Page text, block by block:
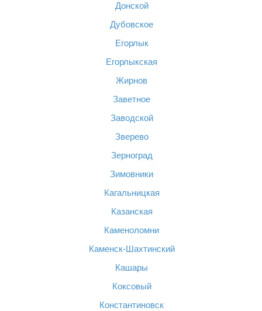
Донской
Дубовское
Егорлык
Егорлыкская
Жирнов
Заветное
Заводской
Зверево
Зерноград
Зимовники
Кагальницкая
Казанская
Каменоломни
Каменск-Шахтинский
Кашары
Коксовый
Константиновск